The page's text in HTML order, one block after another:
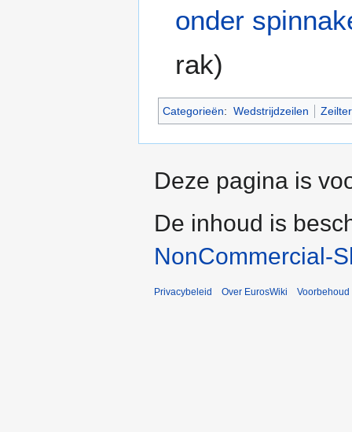
onder
rak)
Categorieën: Wedstrijdzeilen
Deze pagina is
De inhoud is
NonCommercial-
Privacybeleid Over EurosWiki Voorbehoud